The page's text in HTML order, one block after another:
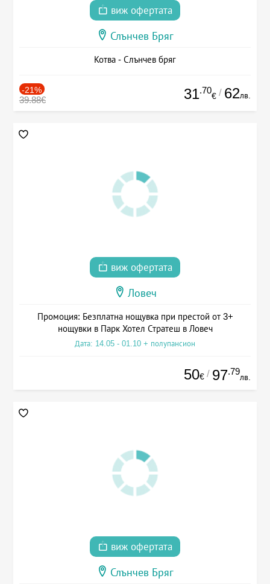
виж офертата
Слънчев Бряг
Котва - Слънчев бряг
-21%
39.88€ 31.70
€ / 62лв.
виж офертата
Ловеч
Промоция: Безплатна нощувка при престой от 3+
нощувки в Парк Хотел Стратеш в Ловеч
Дата: 14.05 - 01.10 + полупансион
50€ / 97.79
лв.
виж офертата
Слънчев Бряг